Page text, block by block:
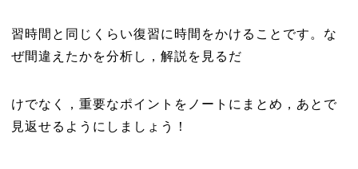
習時間と同じくらい復習に時間をかけることです。な
ぜ間違えたかを分析し，解説を見るだ
けでなく，重要なポイントをノートにまとめ，あとで
見返せるようにしましょう！